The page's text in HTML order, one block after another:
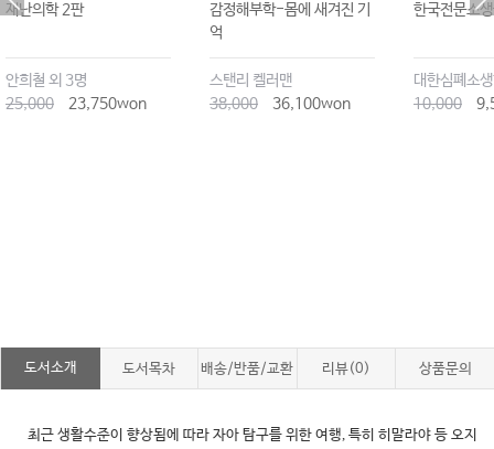
재난의학 2판
안희철 외 3명
25,000
23,750won
감정해부학-몸에 새겨진 기
억
스탠리 켈러맨
38,000
36,100won
한국전문소
대한심폐소
10,000
도서소개 도서목차 배송/반품/교환 리뷰(0) 상품문의
최근 생활수준이 향상됨에 따라 자아 탐구를 위한 여행, 특히 히말라야 등 오지